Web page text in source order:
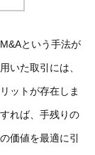
という手法が
いた取引には、
ットが存在しま
れば、手残りの
価値を最適に引